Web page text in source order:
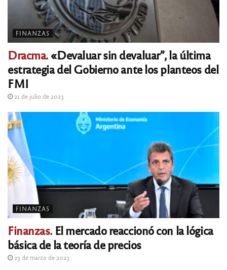
FINANZAS
Dracma.«Devaluar sin devaluar”, la última
estrategia del Gobierno ante los planteos del
FMI
21 de julio de 2023
FINANZAS
Finanzas. El mercado reaccionó con la lógica
básica de la teoría de precios
23 de marzo de 2023